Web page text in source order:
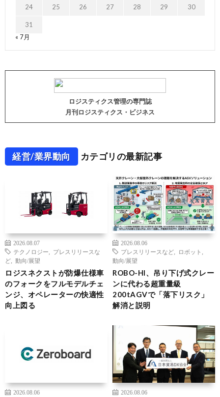
24 25 26 27 28 29 30
31
« 7月
ロジスティクス管理の専門誌
月刊ロジスティクス・ビジネス
経営/業界動向 カテゴリの最新記事
2026.08.07
テクノロジー
プレスリリースな
ど
動向/展望
ロジスネクストが防爆仕様車
のフォークをフルモデルチェ
ンジ、オペレーターの快適性
向上図る
2026.08.06
プレスリリースなど
ロボット
動向/展望
ROBO-HI、吊り下げ式クレー
ンに代わる超重量級
200tAGVで「落下リスク」
解消と説明
2026.08.06
2026.08.06